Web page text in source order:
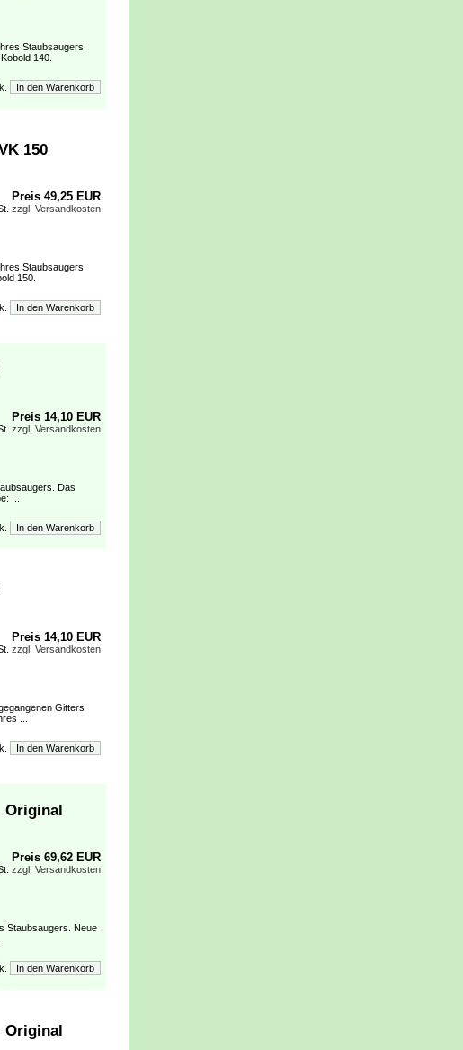
Staubsaugers.
140.
150
Preis 49,25 EUR
zzgl. Versandkosten
Staubsaugers.
150.
Preis 14,10 EUR
zzgl. Versandkosten
Das
...
Preis 14,10 EUR
zzgl. Versandkosten
Gitters
...
Original
Preis 69,62 EUR
zzgl. Versandkosten
Staubsaugers. Neue
Original